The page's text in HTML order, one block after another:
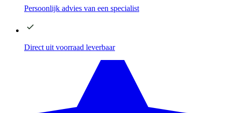
Persoonlijk advies van een specialist
Direct uit voorraad leverbaar